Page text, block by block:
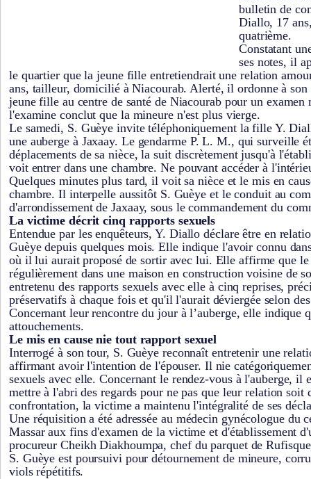
bulletin de
Diallo, 17
quatrième.
Constatant
ses notes, il
le quartier que la jeune fille entretiendrait une relation
ans, tailleur, domicilié à Niacourab. Alerté, il ordonne à son
jeune fille au centre de santé de Niacourab pour un
l'examine conclut que la mineure n'est plus vierge.
Le samedi, S. Guèye invite téléphoniquement la fille Y.
une auberge à Jaxaay. Le gendarme P. L. M., qui surveille
déplacements de sa nièce, la suit discrètement jusqu'à
voit entrer dans une chambre. Ne pouvant accéder à
Quelques minutes plus tard, il voit sa nièce et le mis en
chambre. Il interpelle aussitôt S. Guèye et le conduit au
d'arrondissement de Jaxaay, sous le commandement du
La victime décrit cinq rapports sexuels
Entendue par les enquêteurs, Y. Diallo déclare être en
Guèye depuis quelques mois. Elle indique l'avoir connu
où il lui aurait proposé de sortir avec lui. Elle affirme que
régulièrement dans une maison en construction voisine de
entretenu des rapports sexuels avec elle à cinq reprises,
préservatifs à chaque fois et qu'il l'aurait déviergée selon
Concernant leur rencontre du jour à l’auberge, elle indique
attouchements.
Le mis en cause nie tout rapport sexuel
Interrogé à son tour, S. Guèye reconnaît entretenir une
affirmant avoir l'intention de l'épouser. Il nie
sexuels avec elle. Concernant le rendez-vous à l'auberge, il
mettre à l'abri des regards pour ne pas que leur relation soit
confrontation, la victime a maintenu l'intégralité de ses
Une réquisition a été adressée au médecin gynécologue du
Massar aux fins d'examen de la victime et d'établissement
procureur Cheikh Diakhoumpa, chef du parquet de
S. Guèye est poursuivi pour détournement de mineure,
viols répétitifs.